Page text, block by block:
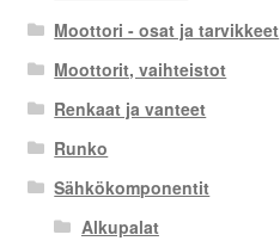
Moottori - osat ja tarvikkeet
Moottorit, vaihteistot
Renkaat ja vanteet
Runko
Sähkökomponentit
Alkupalat